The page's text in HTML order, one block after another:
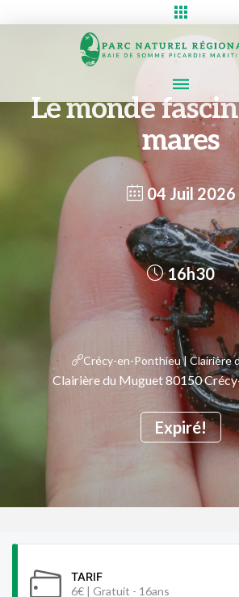
Le monde
mares
04 Juil 2026
Expiré!
16h30
Crécy-en-Ponthieu | Clairière
Clairière du Muguet 80150
TARIF
6€ | Gratuit - 16ans